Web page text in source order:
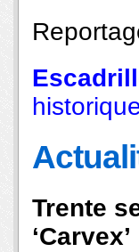
Trente
‘Carvex’